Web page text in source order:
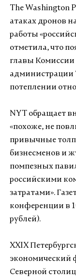
The Washington
атаках дронов
работы
отметила, что
главы
администрации
потеплении
NYT обращает
«похоже, не
привычные
бизнесменов и
помпезных
российскими
затратами».
конференции в
рублей).
XXIX
экономический
Северной